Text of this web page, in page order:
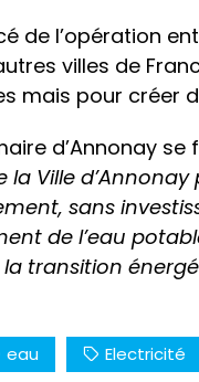
de l’opération
villes de
mais pour créer
d’Annonay
Ville
sans
de l’eau
transition
eau Electricité